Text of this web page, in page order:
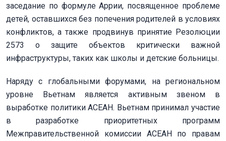
заседание по формуле Аррии, посвященное проблеме
детей, оставшихся без попечения родителей в условиях
конфликтов, а также продвинув принятие Резолюции
2573 о защите объектов критически важной
инфраструктуры, таких как школы и детские больницы.
Наряду с глобальными форумами, на региональном
уровне Вьетнам является активным звеном в
выработке политики АСЕАН. Вьетнам принимал участие
в разработке приоритетных программ
Межправительственной комиссии АСЕАН по правам